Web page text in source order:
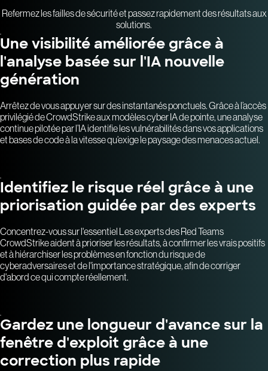
Refermez les failles de sécurité et passez rapidement des résultats aux
solutions.
Une visibilité améliorée grâce à
l'analyse basée sur l'IA nouvelle
génération
Arrêtez de vous appuyer sur des instantanés ponctuels. Grâce à l’accès
privilégié de CrowdStrike aux modèles cyber IA de pointe, une analyse
continue pilotée par l’IA identifie les vulnérabilités dans vos applications
et bases de code à la vitesse qu’exige le paysage des menaces actuel.
Identifiez le risque réel grâce à une
priorisation guidée par des experts
Concentrez-vous sur l'essentiel Les experts des Red Teams
CrowdStrike aident à prioriser les résultats, à confirmer les vrais positifs
et à hiérarchiser les problèmes en fonction du risque de
cyberadversaires et de l'importance stratégique, afin de corriger
d'abord ce qui compte réellement.
Gardez une longueur d'avance sur la
fenêtre d'exploit grâce à une
correction plus rapide